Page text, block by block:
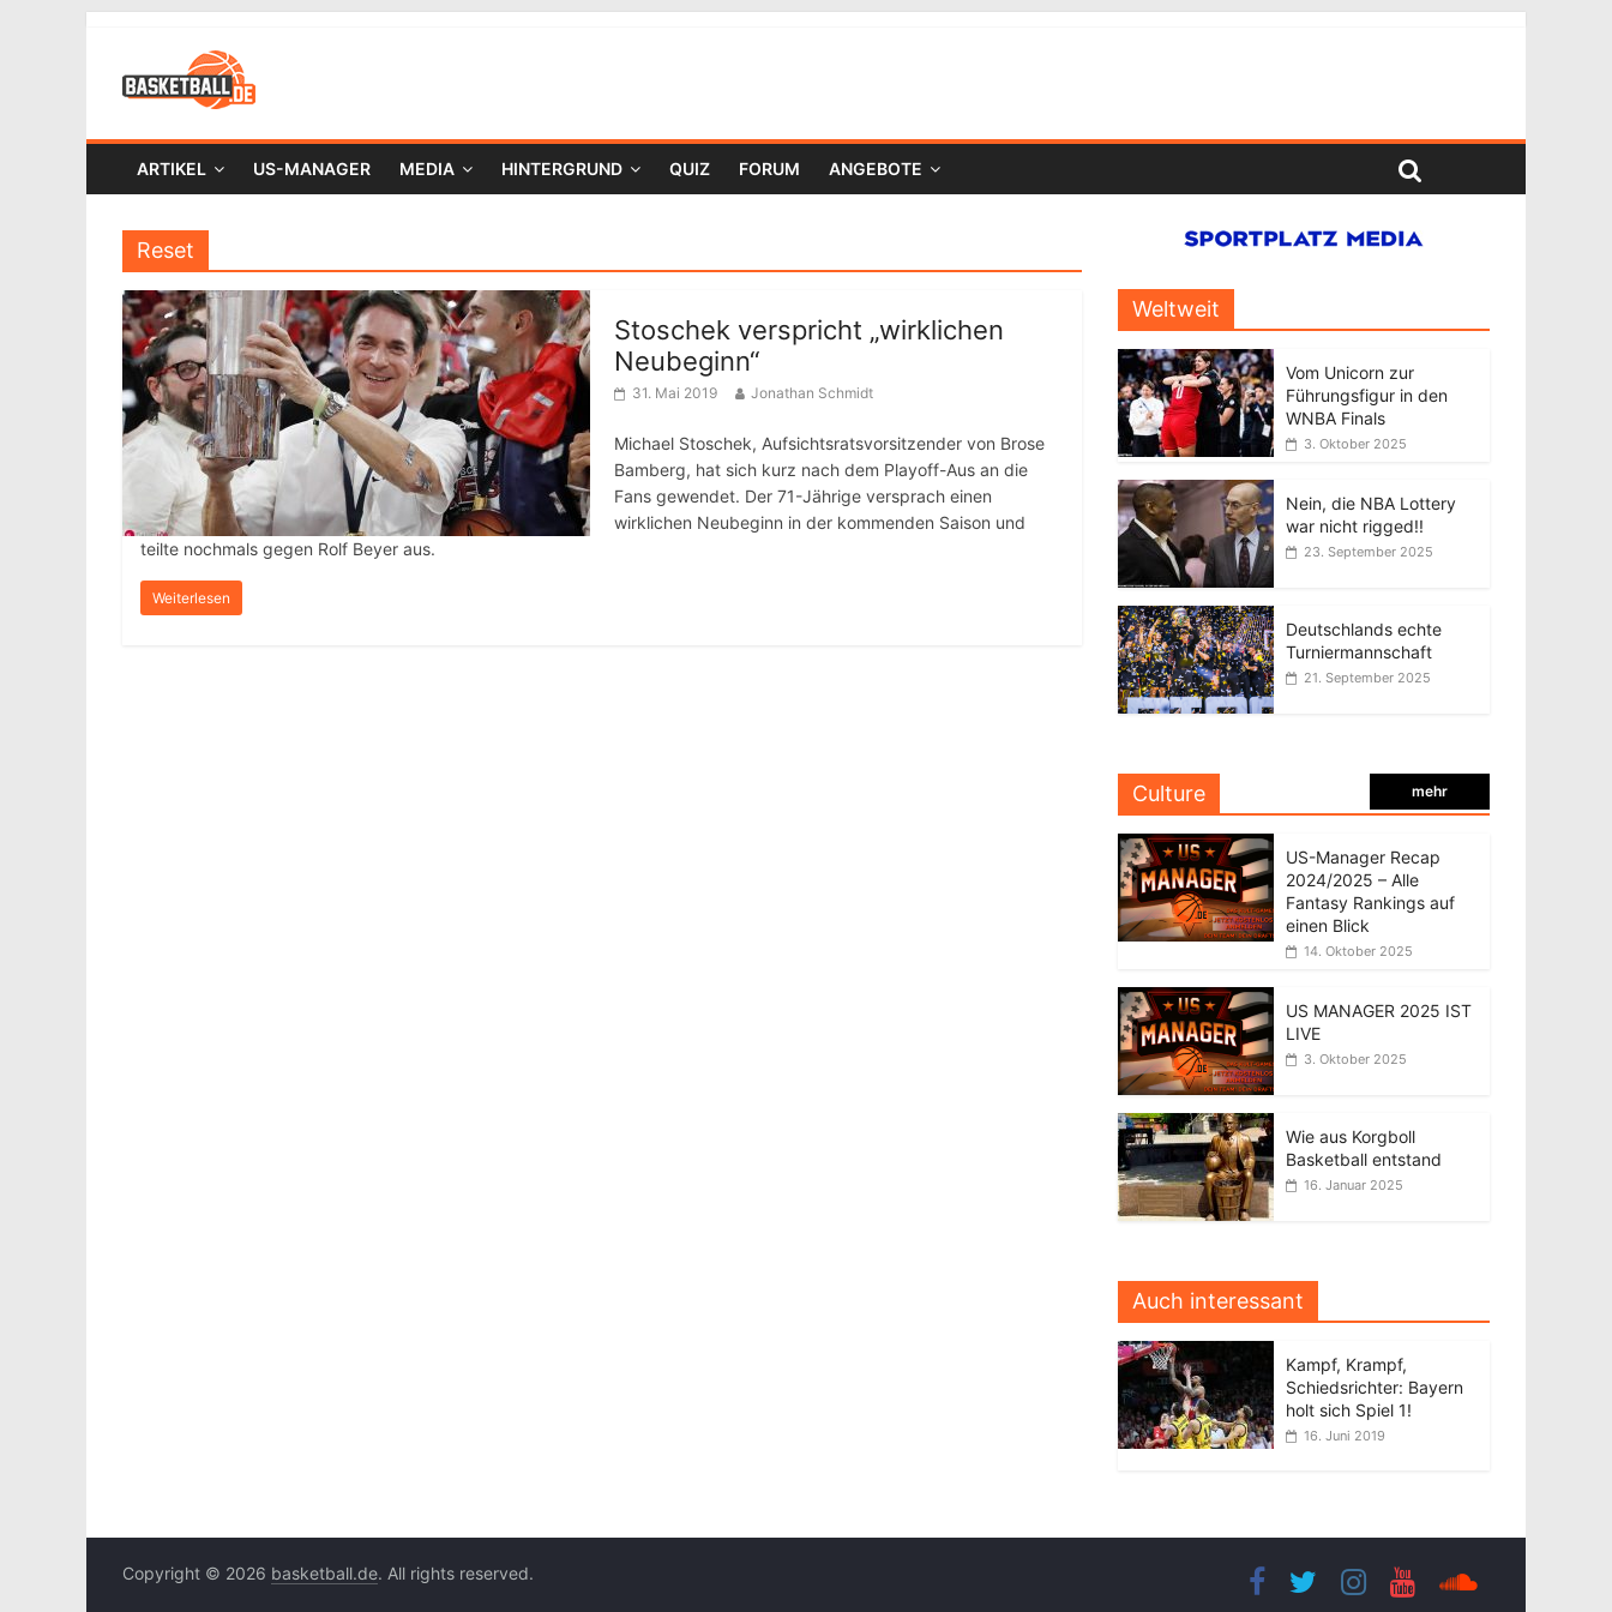
ARTIKEL US-MANAGER MEDIA HINTERGRUND QUIZ FORUM ANGEBOTE
Reset
Stoschek verspricht „wirklichen
Neubeginn“
31. Mai 2019 Jonathan Schmidt
Michael Stoschek, Aufsichtsratsvorsitzender von Brose
Bamberg, hat sich kurz nach dem Playoff-Aus an die
Fans gewendet. Der 71-Jährige versprach einen
wirklichen Neubeginn in der kommenden Saison und
teilte nochmals gegen Rolf Beyer aus.
Weiterlesen
Weltweit
Vom Unicorn zur
Führungsfigur in den
WNBA Finals
3. Oktober 2025
Nein, die NBA Lottery
war nicht rigged!!
23. September 2025
Deutschlands echte
Turniermannschaft
21. September 2025
Culture mehr
US-Manager Recap
2024/2025 – Alle
Fantasy Rankings auf
einen Blick
14. Oktober 2025
US MANAGER 2025 IST
LIVE
3. Oktober 2025
Wie aus Korgboll
Basketball entstand
16. Januar 2025
Auch interessant
Kampf, Krampf,
Schiedsrichter: Bayern
holt sich Spiel 1!
16. Juni 2019
Copyright © 2026 basketball.de. All rights reserved.